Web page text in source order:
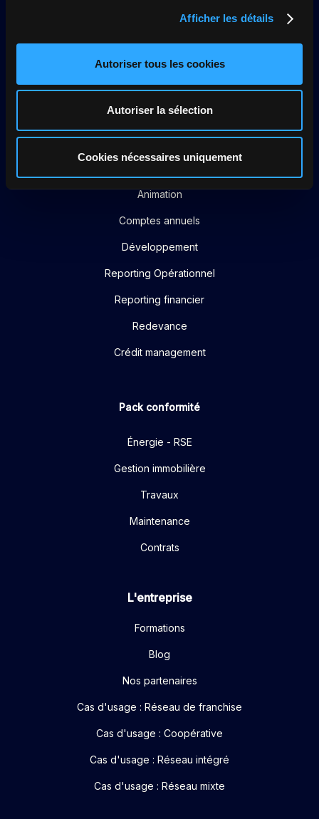
Afficher les détails
Autoriser tous les cookies
Autoriser la sélection
Cookies nécessaires uniquement
Restez informé des mises à jour et des nouvelles
fonctionnalités.
Pack performance
Animation
Comptes annuels
Développement
Reporting Opérationnel
Reporting financier
Redevance
Crédit management
Pack conformité
Énergie - RSE
Gestion immobilière
Travaux
Maintenance
Contrats
L'entreprise
Formations
Blog
Nos partenaires
Cas d'usage : Réseau de franchise
Cas d'usage : Coopérative
Cas d'usage : Réseau intégré
Cas d'usage : Réseau mixte